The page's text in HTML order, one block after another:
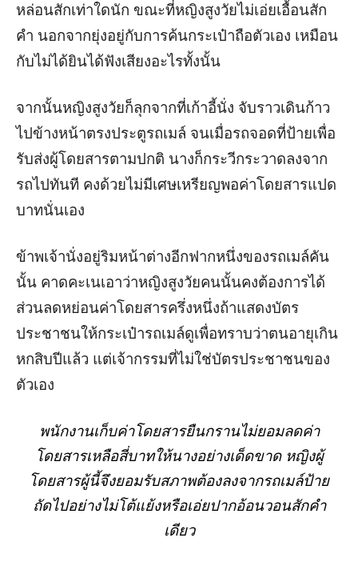
หล่อนสักเท่าใดนัก ขณะที่หญิงสูงวัยไม่เอ่ยเอื้อนสัก
คำ นอกจากยุ่งอยู่กับการค้นกระเป๋าถือตัวเอง เหมือน
กับไม่ได้ยินได้ฟังเสียงอะไรทั้งนั้น
จากนั้นหญิงสูงวัยก็ลุกจากที่เก้าอี้นั่ง จับราวเดินก้าว
ไปข้างหน้าตรงประตูรถเมล์ จนเมื่อรถจอดที่ป้ายเพื่อ
รับส่งผู้โดยสารตามปกติ นางก็กระวีกระวาดลงจาก
รถไปทันที คงด้วยไม่มีเศษเหรียญพอค่าโดยสารแปด
บาทนั่นเอง
ข้าพเจ้านั่งอยู่ริมหน้าต่างอีกฟากหนึ่งของรถเมล์คัน
นั้น คาดคะเนเอาว่าหญิงสูงวัยคนนั้นคงต้องการได้
ส่วนลดหย่อนค่าโดยสารครึ่งหนึ่งถ้าแสดงบัตร
ประชาชนให้กระเป๋ารถเมล์ดูเพื่อทราบว่าตนอายุเกิน
หกสิบปีแล้ว แต่เจ้ากรรมที่ไม่ใช่บัตรประชาชนของ
ตัวเอง
พนักงานเก็บค่าโดยสารยืนกรานไม่ยอมลดค่า
โดยสารเหลือสี่บาทให้นางอย่างเด็ดขาด หญิงผู้
โดยสารผู้นี้จึงยอมรับสภาพต้องลงจากรถเมล์ป้าย
ถัดไปอย่างไม่โต้แย้งหรือเอ่ยปากอ้อนวอนสักคำ
เดียว